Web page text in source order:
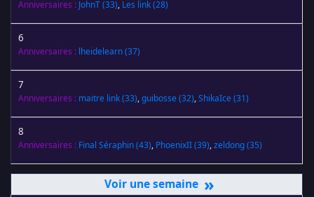
Anniversaires : JohnT(33), Les link(28)
6
Anniversaires : lheidelearn(37)
7
Anniversaires : maitre link(33),guibosse(32),ShikaIce(31)
8
Anniversaires : Final Séraphin(43), PhoenixII(39),zeldong(35)
»